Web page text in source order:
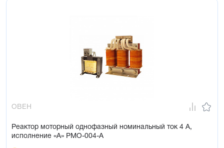
ОВЕН
Реактор моторный однофазный номинальный ток 4 А,
исполнение «А» РМО-004-А